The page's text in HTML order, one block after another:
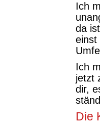
Ich
da
einst
Ich
jetzt
dir,
Die